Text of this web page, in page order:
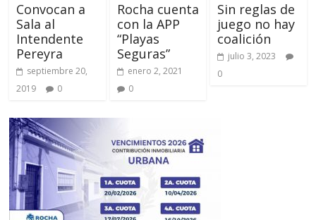
Convocan a
Sala al
Intendente
Pereyra
septiembre 20,
2019
0
Rocha cuenta
con la APP
“Playas
Seguras”
enero 2, 2021
0
Sin reglas de
juego no hay
coalición
julio 3, 2023
0